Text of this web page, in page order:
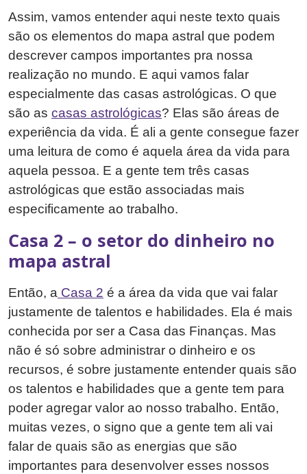
Assim, vamos entender aqui neste texto quais
são os elementos do mapa astral que podem
descrever campos importantes pra nossa
realização no mundo. E aqui vamos falar
especialmente das casas astrológicas. O que
são as casas astrológicas? Elas são áreas de
experiência da vida. É ali a gente consegue fazer
uma leitura de como é aquela área da vida para
aquela pessoa. E a gente tem três casas
astrológicas que estão associadas mais
especificamente ao trabalho.
Casa 2 – o setor do dinheiro no
mapa astral
Então, a Casa 2 é a área da vida que vai falar
justamente de talentos e habilidades. Ela é mais
conhecida por ser a Casa das Finanças. Mas
não é só sobre administrar o dinheiro e os
recursos, é sobre justamente entender quais são
os talentos e habilidades que a gente tem para
poder agregar valor ao nosso trabalho. Então,
muitas vezes, o signo que a gente tem ali vai
falar de quais são as energias que são
importantes para desenvolver esses nossos